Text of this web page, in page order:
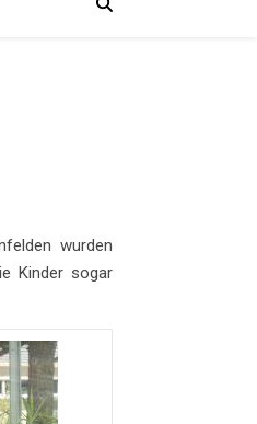
wurden
Kinder sogar